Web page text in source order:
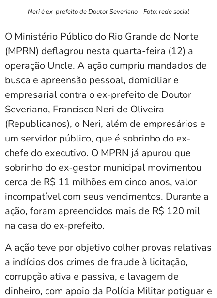
Neri é ex-prefeito de Doutor Severiano - Foto: rede social
O Ministério Público do Rio Grande do Norte
(MPRN) deflagrou nesta quarta-feira (12) a
operação Uncle. A ação cumpriu mandados de
busca e apreensão pessoal, domiciliar e
empresarial contra o ex-prefeito de Doutor
Severiano, Francisco Neri de Oliveira
(Republicanos), o Neri, além de empresários e
um servidor público, que é sobrinho do ex-
chefe do executivo. O MPRN já apurou que
sobrinho do ex-gestor municipal movimentou
cerca de R$ 11 milhões em cinco anos, valor
incompatível com seus vencimentos. Durante a
ação, foram apreendidos mais de R$ 120 mil
na casa do ex-prefeito.
A ação teve por objetivo colher provas relativas
a indícios dos crimes de fraude à licitação,
corrupção ativa e passiva, e lavagem de
dinheiro, com apoio da Polícia Militar potiguar e